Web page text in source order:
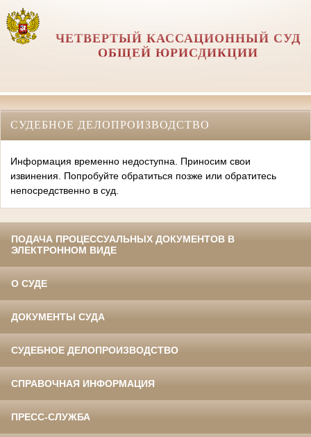
ЧЕТВЕРТЫЙ КАССАЦИОННЫЙ СУД
ОБЩЕЙ ЮРИСДИКЦИИ
СУДЕБНОЕ ДЕЛОПРОИЗВОДСТВО
Информация временно недоступна. Приносим свои
извинения. Попробуйте обратиться позже или обратитесь
непосредственно в суд.
ПОДАЧА ПРОЦЕССУАЛЬНЫХ ДОКУМЕНТОВ В
ЭЛЕКТРОННОМ ВИДЕ
О СУДЕ
ДОКУМЕНТЫ СУДА
СУДЕБНОЕ ДЕЛОПРОИЗВОДСТВО
СПРАВОЧНАЯ ИНФОРМАЦИЯ
ПРЕСС-СЛУЖБА